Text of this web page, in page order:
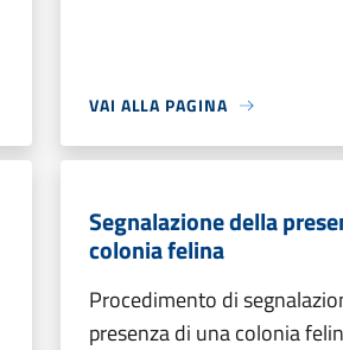
VAI ALLA PAGINA
Segnalazione della
colonia felina
Procedimento di
presenza di una colonia